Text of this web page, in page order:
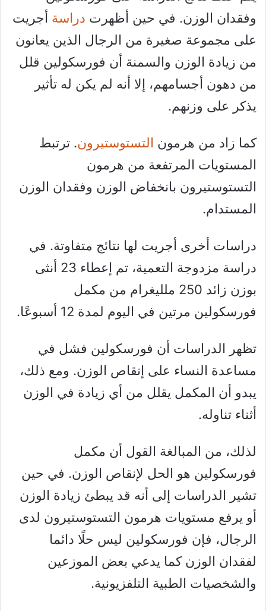
وفقدان الوزن. في حين أظهرت دراسة أجريت
على مجموعة صغيرة من الرجال الذين يعانون
من زيادة الوزن والسمنة أن فورسكولين قلل
من دهون أجسامهم، إلا أنه لم يكن له تأثير
يذكر على وزنهم.
كما زاد من هرمون التستوستيرون. ترتبط
المستويات المرتفعة من هرمون
التستوستيرون بانخفاض الوزن وفقدان الوزن
المستدام.
دراسات أخرى أجريت لها نتائج متفاوتة. في
دراسة مزدوجة التعمية، تم إعطاء 23 أنثى
بوزن زائد 250 ملليغرام من مكمل
فورسكولين مرتين في اليوم لمدة 12 أسبوعًا.
تظهر الدراسات أن فورسكولين فشل في
مساعدة النساء على إنقاص الوزن. ومع ذلك،
يبدو أن المكمل يقلل من أي زيادة في الوزن
أثناء تناوله.
لذلك، من المبالغة القول أن مكمل
فورسكولين هو الحل لإنقاص الوزن. في حين
تشير الدراسات إلى أنه قد يبطئ زيادة الوزن
أو يرفع مستويات هرمون التستوستيرون لدى
الرجال، فإن فورسكولين ليس حلًا دائما
لفقدان الوزن كما يدعي بعض الموزعين
والشخصيات الطبية التلفزيونية.